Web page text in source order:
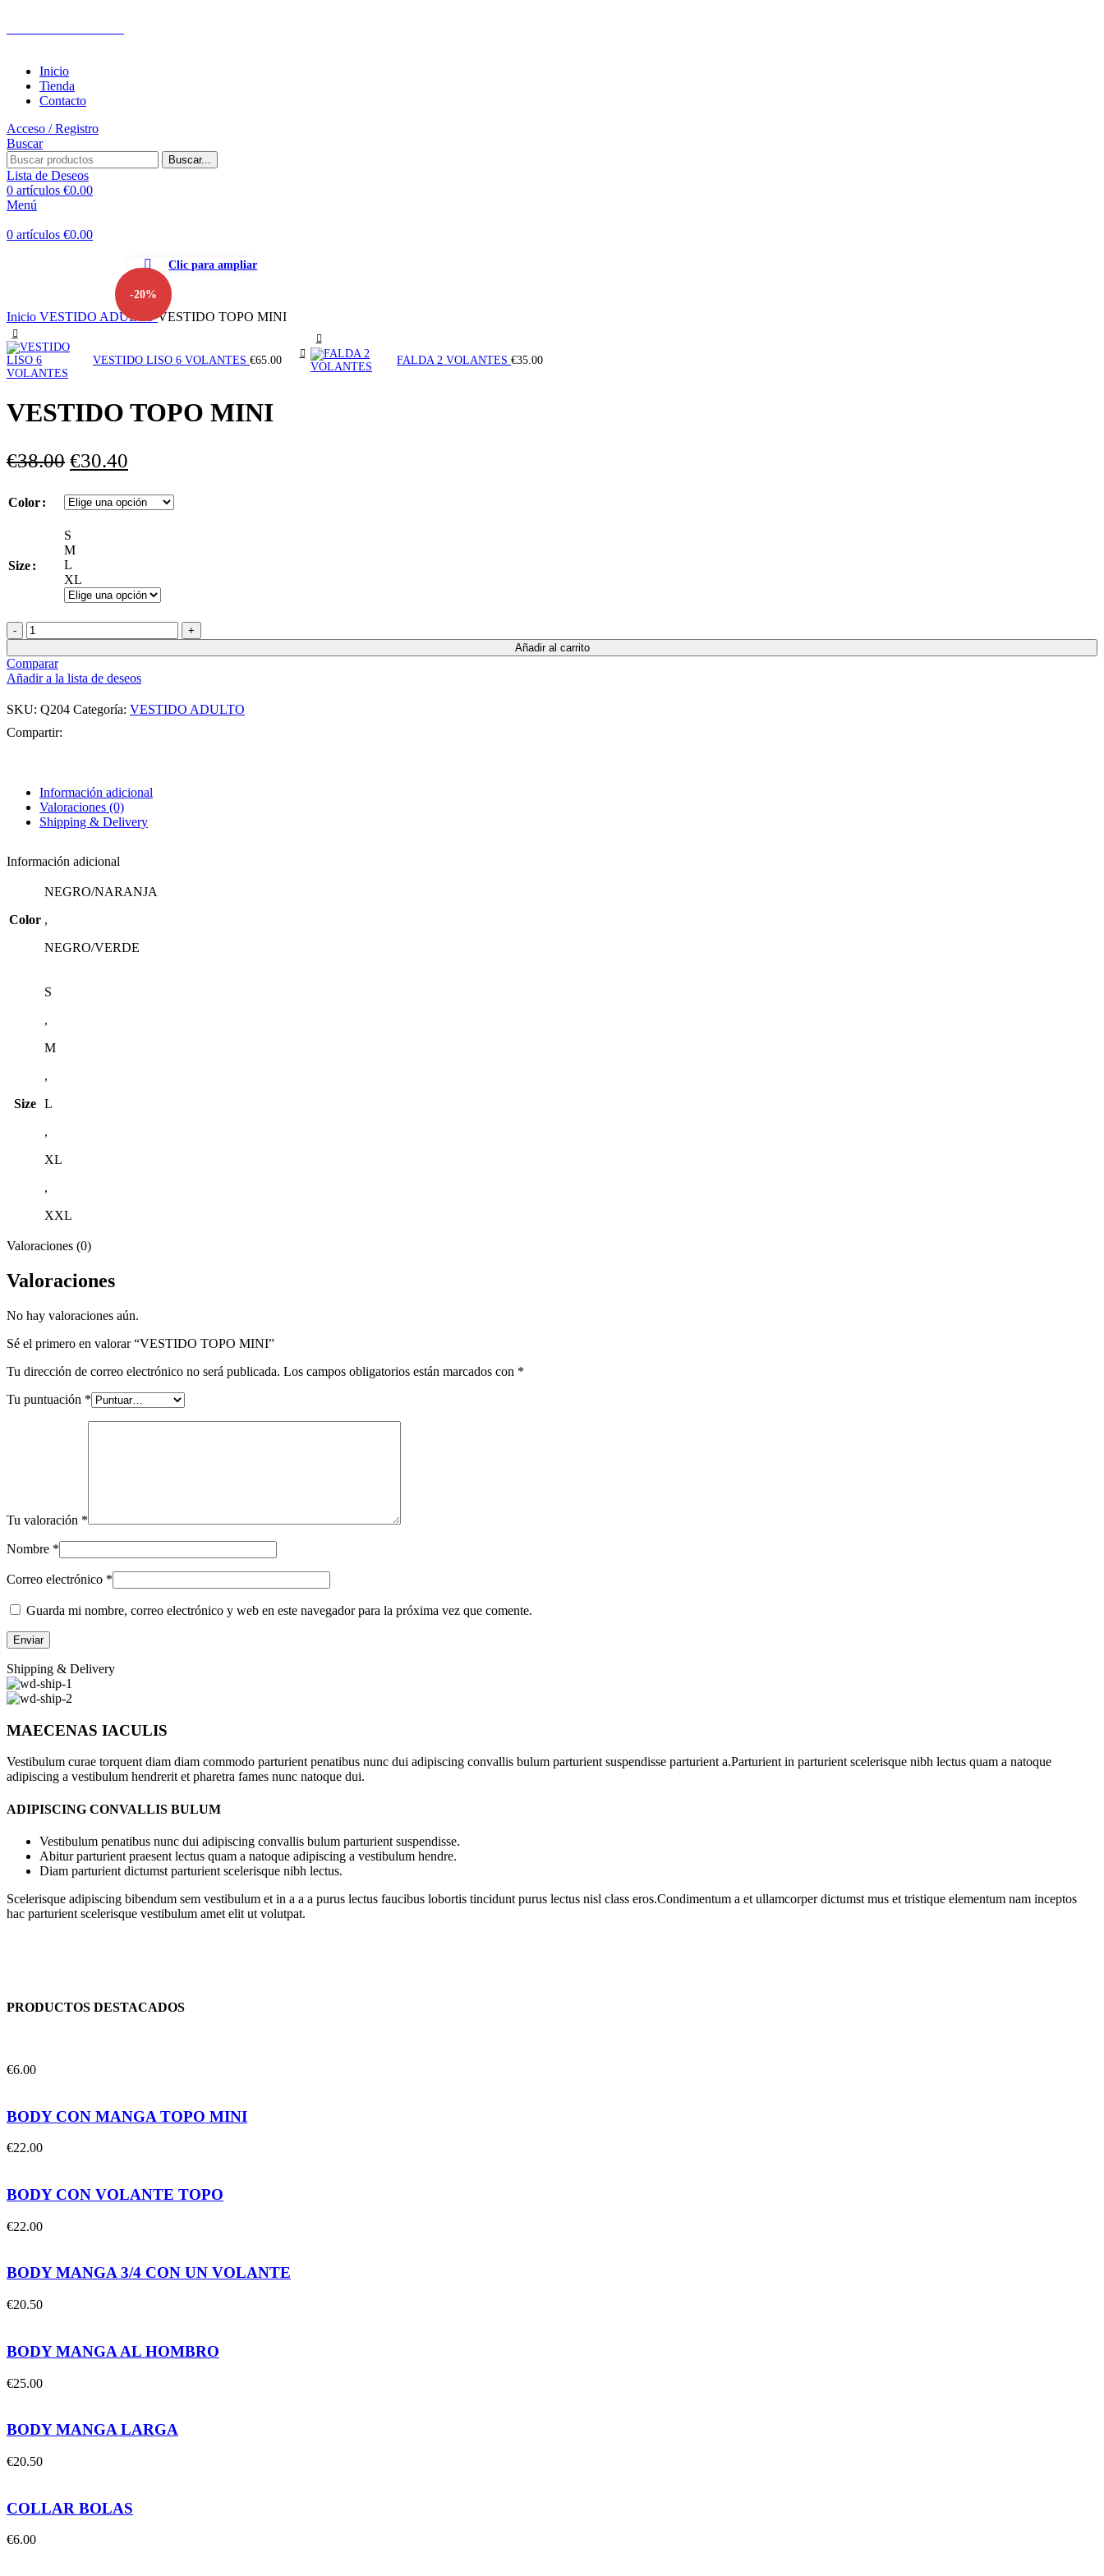
Inicio
Tienda
Contacto
Acceso / Registro
Buscar
Buscar...
Lista de Deseos
0 artículos €0.00
Menú
0 artículos €0.00
-20%
Clic para ampliar
Inicio VESTIDO ADULTOVESTIDO TOPO MINI
VESTIDO LISO 6 VOLANTES €65.00 FALDA 2 VOLANTES €35.00
VESTIDO TOPO MINI
€38.00 El
original
era:
€38.00.
€30.40
actual
Color
Size
S
M
L
XL
VESTIDO
TOPO
MINI
cantidad
Añadir al carrito
Comparar
Añadir a la lista de deseos
SKU: Q204 Categoría: VESTIDO ADULTO
Compartir:
Información adicional
Valoraciones (0)
Shipping & Delivery
Información adicional
Color
NEGRO/NARANJA
,
NEGRO/VERDE
Size
S
,
M
,
L
,
XL
,
XXL
Valoraciones (0)
Valoraciones
No hay valoraciones aún.
Sé el primero en valorar “VESTIDO TOPO MINI”
Tu dirección de correo electrónico no será publicada. Los campos obligatorios están marcados con *
Tu puntuación *
Tu valoración *
Nombre *
Correo electrónico *
Guarda mi nombre, correo electrónico y web en este navegador para la próxima vez que comente.
Shipping & Delivery
MAECENAS IACULIS
Vestibulum curae torquent diam diam commodo parturient penatibus nunc dui adipiscing convallis bulum parturient suspendisse parturient a.Parturient in parturient scelerisque nibh lectus quam a natoque
adipiscing a vestibulum hendrerit et pharetra fames nunc natoque dui.
ADIPISCING CONVALLIS BULUM
Vestibulum penatibus nunc dui adipiscing convallis bulum parturient suspendisse.
Abitur parturient praesent lectus quam a natoque adipiscing a vestibulum hendre.
Diam parturient dictumst parturient scelerisque nibh lectus.
Scelerisque adipiscing bibendum sem vestibulum et in a a a purus lectus faucibus lobortis tincidunt purus lectus nisl class eros.Condimentum a et ullamcorper dictumst mus et tristique elementum nam inceptos
hac parturient scelerisque vestibulum amet elit ut volutpat.
PRODUCTOS DESTACADOS
€6.00
BODY CON MANGA TOPO MINI
€22.00
BODY CON VOLANTE TOPO
€22.00
BODY MANGA 3/4 CON UN VOLANTE
€20.50
BODY MANGA AL HOMBRO
€25.00
BODY MANGA LARGA
€20.50
COLLAR BOLAS
€6.00